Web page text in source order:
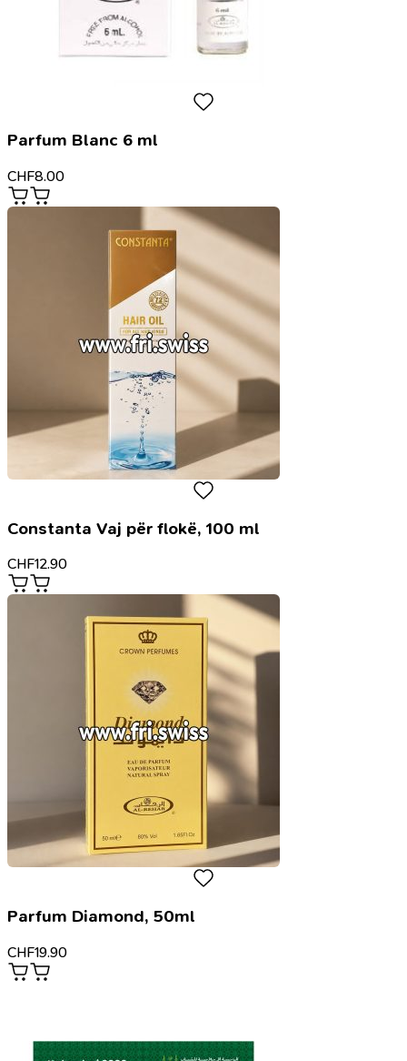
Parfum Blanc 6 ml
CHF8.00
Constanta Vaj për flokë, 100 ml
CHF12.90
Parfum Diamond, 50ml
CHF19.90